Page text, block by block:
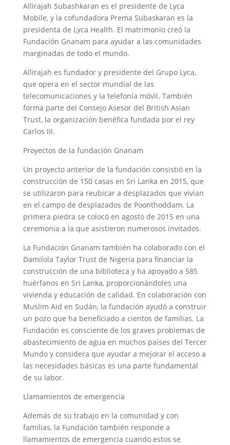
Allirajah Subashkaran es el presidente de Lyca
Mobile, y la cofundadora Prema Subaskaran es la
presidenta de Lyca Health. El matrimonio creó la
Fundación Gnanam para ayudar a las comunidades
marginadas de todo el mundo.
Allirajah es fundador y presidente del Grupo Lyca,
que opera en el sector mundial de las
telecomunicaciones y la telefonía móvil. También
forma parte del Consejo Asesor del British Asian
Trust, la organización benéfica fundada por el rey
Carlos III.
Proyectos de la fundación Gnanam
Un proyecto anterior de la fundación consistió en la
construcción de 150 casas en Sri Lanka en 2015, que
se utilizaron para reubicar a desplazados que vivían
en el campo de desplazados de Poonthoddam. La
primera piedra se colocó en agosto de 2015 en una
ceremonia a la que asistieron numerosos invitados.
La Fundación Gnanam también ha colaborado con el
Damilola Taylor Trust de Nigeria para financiar la
construcción de una biblioteca y ha apoyado a 585
huérfanos en Sri Lanka, proporcionándoles una
vivienda y educación de calidad. En colaboración con
Muslim Aid en Sudán, la fundación ayudó a construir
un pozo que ha beneficiado a cientos de familias. La
Fundación es consciente de los graves problemas de
abastecimiento de agua en muchos países del Tercer
Mundo y considera que ayudar a mejorar el acceso a
las necesidades básicas es una parte fundamental
de su labor.
Llamamientos de emergencia
Además de su trabajo en la comunidad y con
familias, la Fundación también responde a
llamamientos de emergencia cuando estos se